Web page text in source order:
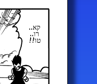
קא..
רו..
טו!!